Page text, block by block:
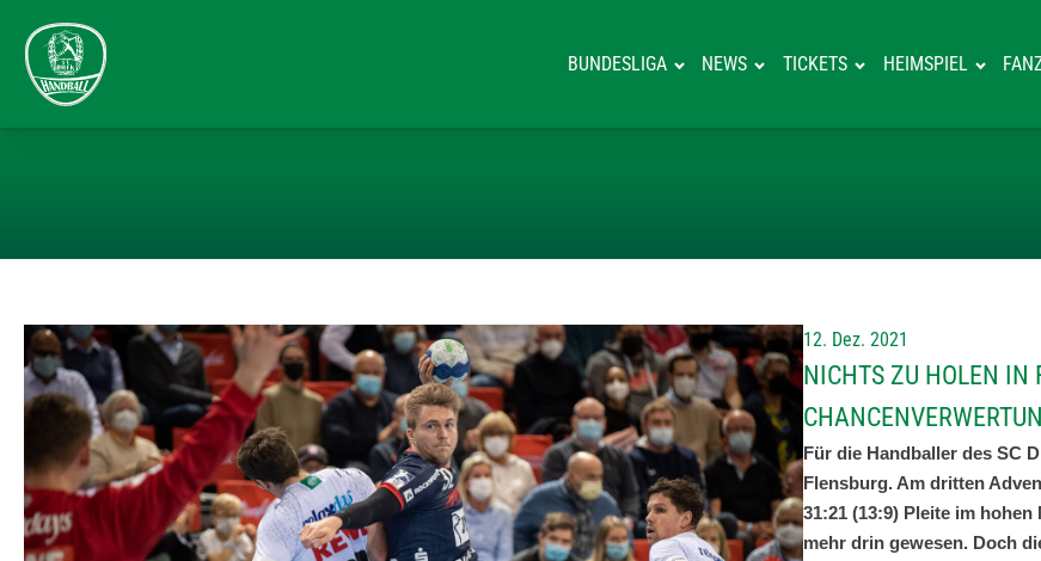
BUNDESLIGA NEWS TICKETS HEIMSPIEL
12. Dez. 2021
NICHTS ZU HOLEN IN
Für die Handballer des SC
Flensburg. Am dritten
31:21 (13:9) Pleite im
mehr drin gewesen. Doch